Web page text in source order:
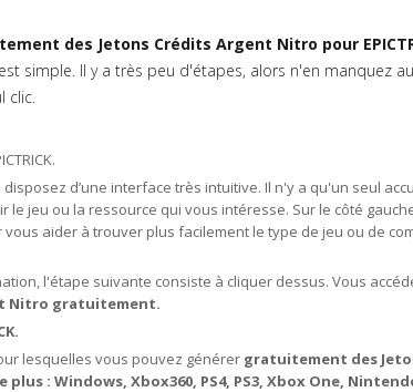
des Jetons Crédits Argent Nitro pour
simple. Il y a très peu d'étapes, alors n'en manquez
clic.
d’une interface très intuitive. Il n'y a qu'un seul
le jeu ou la ressource qui vous intéresse. Sur le côté
aider à trouver plus facilement le type de jeu ou de
l'étape suivante consiste à cliquer dessus. Vous
Nitro gratuitement.
lesquelles vous pouvez générer gratuitement des
: Windows, Xbox360, PS4, PS3, Xbox One,